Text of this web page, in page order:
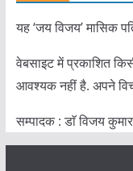
यह ‘जय विजय’ मासिक
वेबसाइट में प्रकाशित
आवश्यक नहीं है. अपने
सम्पादक : डाॅ विजय